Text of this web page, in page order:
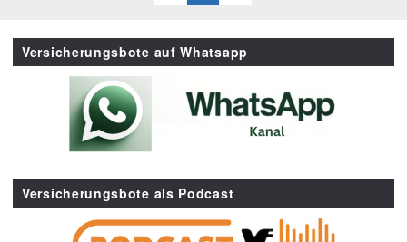
Versicherungsbote auf Whatsapp
Versicherungsbote als Podcast